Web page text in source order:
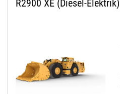
R2900 XE (Diesel-Elektrik)